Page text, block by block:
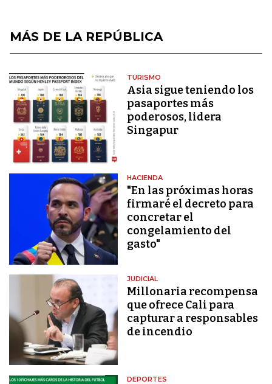
MÁS DE LA REPÚBLICA
TURISMO
Asia sigue teniendo los
pasaportes más
poderosos, lidera
Singapur
HACIENDA
"En las próximas horas
firmaré el decreto para
concretar el
congelamiento del
gasto"
JUDICIAL
Millonaria recompensa
que ofrece Cali para
capturar a responsables
de incendio
DEPORTES